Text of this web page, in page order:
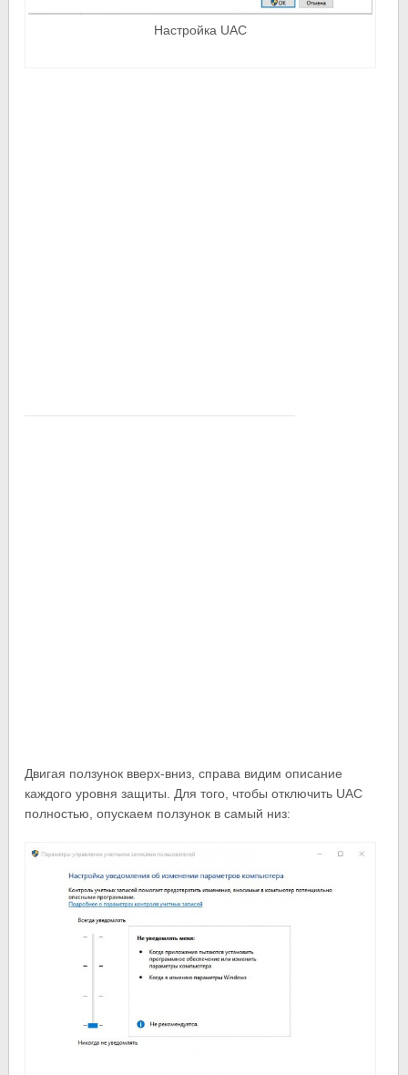
Настройка UAC
Двигая ползунок вверх-вниз, справа видим описание
каждого уровня защиты. Для того, чтобы отключить UAC
полностью, опускаем ползунок в самый низ: